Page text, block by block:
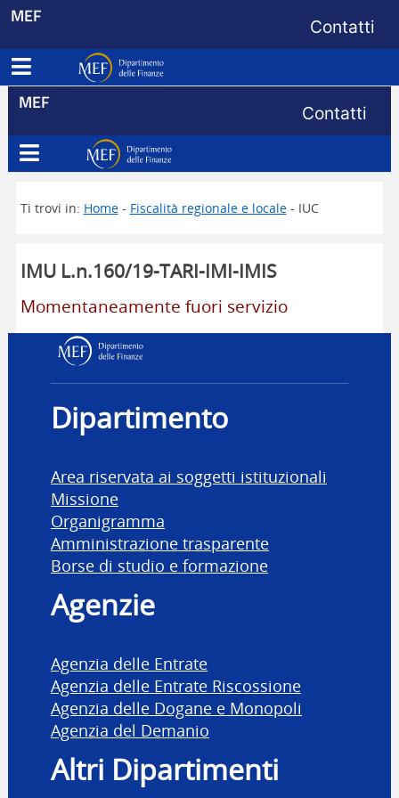
MEF Menu di
Contatti
Apri menu principale
Dipartimento delle Finanze
MEF Menu di
Contatti
Apri menu principale
Dipartimento delle Finanze
Ti trovi in: Home- Fiscalità regionale e locale- IUC
IMU L.n.160/19-TARI-IMI-IMIS
Momentaneamente fuori servizio
Dipartimento delle
Dipartimento
Area riservata ai soggetti istituzionali
Missione
Organigramma
Amministrazione trasparente
Borse di studio e formazione
Agenzie
Agenzia delle Entrate
Agenzia delle Entrate Riscossione
Agenzia delle Dogane e Monopoli
Agenzia del Demanio
Altri Dipartimenti